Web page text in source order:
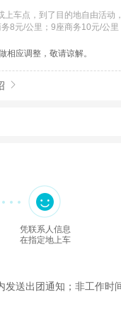
车点，到了目的地自由活
8元/公里；9座商务10元/公里
相应调整，敬请谅解。

凭联系人信息
在指定地上车
送出团通知；非工作时